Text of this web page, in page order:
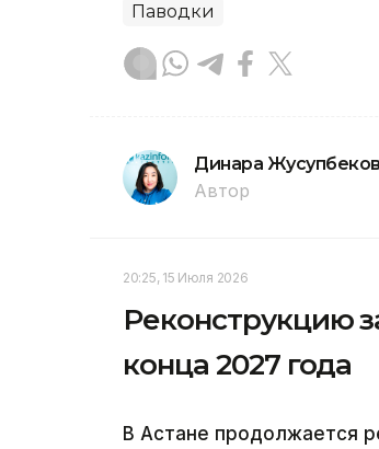
Паводки
Динара
Автор
20:25, 15 Июля 2026
Реконструкцию
конца 2027 года
В Астане продолжается